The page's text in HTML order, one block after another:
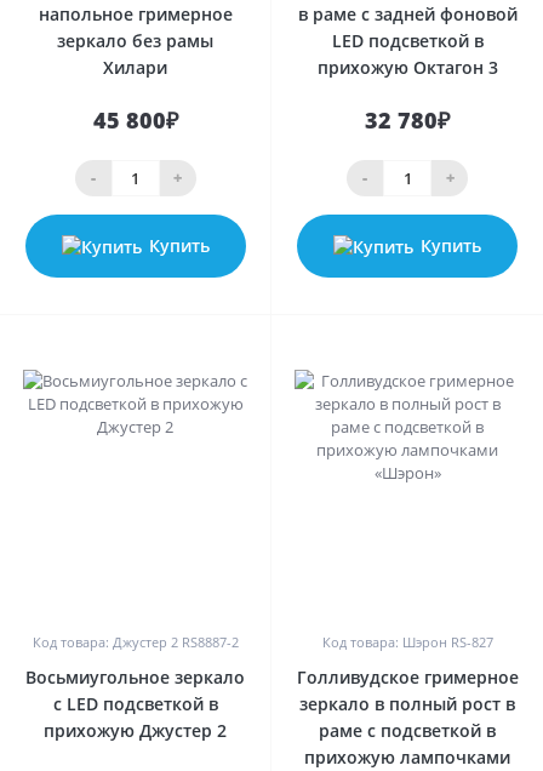
напольное гримерное
зеркало без рамы
Хилари
45 800₽
- +
Купить
в раме с задней фоновой
LED подсветкой в
прихожую Октагон 3
32 780₽
- +
Купить
Код товара: Джустер 2 RS8887-2
Восьмиугольное зеркало
с LED подсветкой в
прихожую Джустер 2
Код товара: Шэрон RS-827
Голливудское гримерное
зеркало в полный рост в
раме с подсветкой в
прихожую лампочками